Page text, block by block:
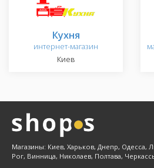
Кухня
интернет-магазин
Киев
Магазины: Киев, Харьков, Днепр, Одесса,
Рог, Винница, Николаев, Полтава,